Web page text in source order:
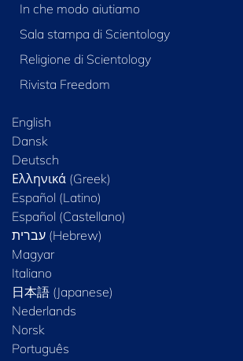
In che modo aiutiamo
Sala stampa di Scientology
Religione di Scientology
Rivista Freedom
English
Dansk
Deutsch
Ελληνικά (Greek)
Español (Latino)
Español (Castellano)
Magyar
Italiano
日本語 (Japanese)
Nederlands
Norsk
Português